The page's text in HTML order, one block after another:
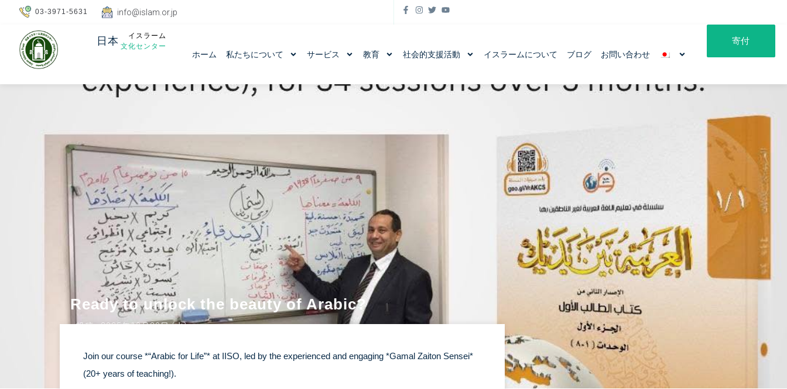
03-3971-5631 info@islam.or.jp
日本
イスラーム
文化センター
ホーム 私たちについて サービス 教育 社会的支援活動 イスラームについて ブログ お問い合わせ
寄付
Ready to unlock the beauty of Arabic?
投稿 : 2025年10月29日 (水)
Join our course *“Arabic for Life”* at IISO, led by the experienced and engaging *Gamal Zaiton Sensei*
(20+ years of teaching!).